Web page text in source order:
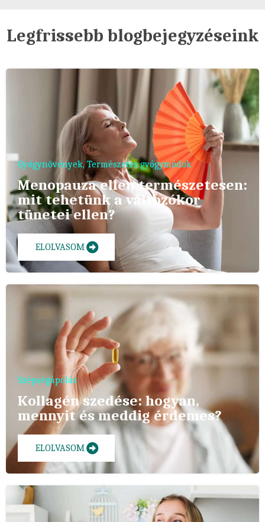
Legfrissebb blogbejegyzéseink
Gyógynövények,Természetes gyógymódok
Menopauza ellen természetesen:
mit tehetünk a változókor
tünetei ellen?
ELOLVASOM
Szépségápolás
Kollagén szedése: hogyan,
mennyit és meddig érdemes?
ELOLVASOM